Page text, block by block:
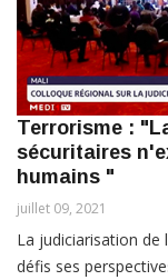
Terrorisme :
sécuritaires
humains "
juillet 09, 2021
La judiciarisation de
défis ses